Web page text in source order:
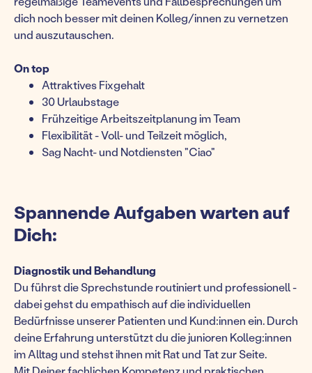
dich noch besser mit deinen Kolleg/innen zu vernetzen
und auszutauschen.
On top
Attraktives Fixgehalt
30 Urlaubstage
Frühzeitige Arbeitszeitplanung im Team
Flexibilität - Voll- und Teilzeit möglich,
Sag Nacht- und Notdiensten "Ciao"
Spannende Aufgaben warten auf
Dich:
Diagnostik und Behandlung
Du führst die Sprechstunde routiniert und professionell -
dabei gehst du empathisch auf die individuellen
Bedürfnisse unserer Patienten und Kund:innen ein. Durch
deine Erfahrung unterstützt du die junioren Kolleg:innen
im Alltag und stehst ihnen mit Rat und Tat zur Seite.